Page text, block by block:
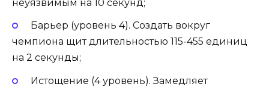
неуязвимым на 10 секунд;
Барьер (уровень 4). Создать вокруг
чемпиона щит длительностью 115-455 единиц
на 2 секунды;
Истощение (4 уровень). Замедляет